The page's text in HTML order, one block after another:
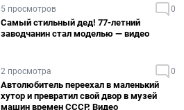
5 просмотров 0
Самый стильный дед! 77-летний
заводчанин стал моделью — видео
2 просмотра 0
Автолюбитель переехал в маленький
хутор и превратил свой двор в музей
машин времен СССР. Видео